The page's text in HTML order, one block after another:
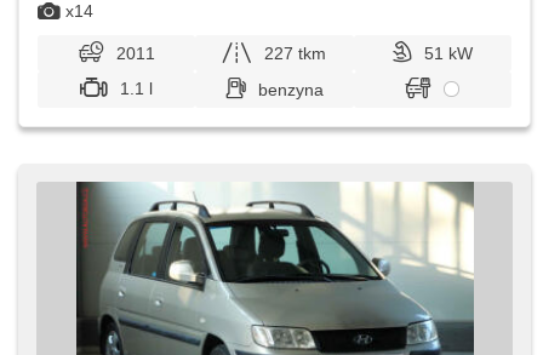
x14
2011 227 tkm
51 kW
1.1 l
benzyna